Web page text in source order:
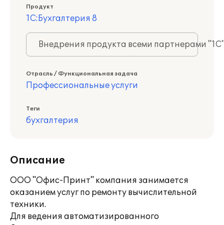
Продукт
1С:Бухгалтерия 8
Внедрения продукта всеми партнерами
Отрасль / Функциональная задача
Профессиональные услуги
Теги
бухгалтерия
Описание
ООО "Офис-Принт" компания занимается
оказанием услуг по ремонту вычислительной
техники.
Для ведения автоматизированного